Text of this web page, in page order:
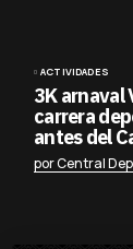
ACTIVIDADES
3K arnaval
carrera
antes del
por Central